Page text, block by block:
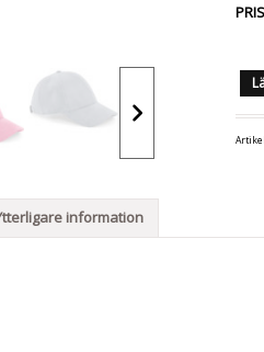
PRIS
information